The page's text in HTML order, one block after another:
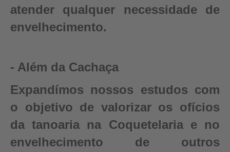
atender qualquer necessidade de
envelhecimento.
- Além da Cachaça
Expandímos nossos estudos com
o objetivo de valorizar os ofícios
da tanoaria na Coquetelaria e no
envelhecimento de outros